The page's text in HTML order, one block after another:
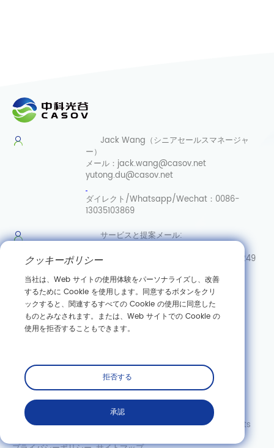
Jack Wang（シニアセールスマネージャ
ー）
メール： jack.wang@casov.net
yutong.du@casov.net
ダイレクト/Whatsapp/Wechat： 0086-
13035103869
サービスと提案メール:
ト/Whatsapp/Wechat:
0086-15307143249
武漢合成
生物学イノベーションハブ
中国湖北省武漢市東湖新技術開発区高科園三路89号
購読する
Copyright©Wuhan Casov Green Biotech Co.、Ltd。All Rights
クッキーポリシー
当社は、Web サイトの使用体験をパーソナライズし、改善
するために Cookie を使用します。同意するボタンをクリ
ックすると、関連するすべての Cookie の使用に同意した
ものとみなされます。または、Web サイトでの Cookie の
使用を拒否することもできます。
拒否する
承認